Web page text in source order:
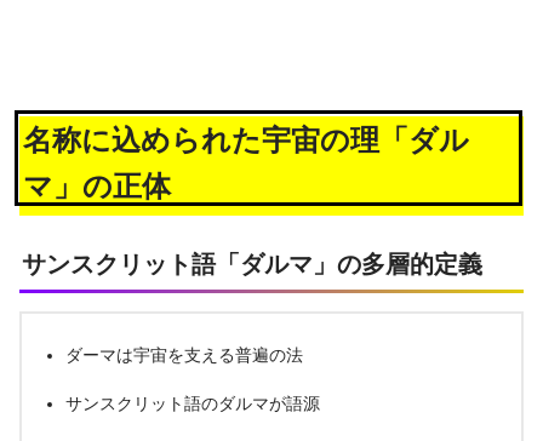
名称に込められた宇宙の理「ダル
マ」の正体
サンスクリット語「ダルマ」の多層的定義
ダーマは宇宙を支える普遍の法
サンスクリット語のダルマが語源